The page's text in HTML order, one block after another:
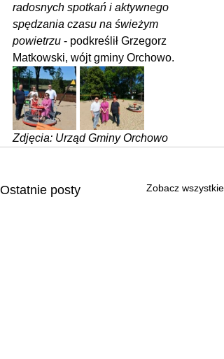
radosnych spotkań i aktywnego
spędzania czasu na świeżym
powietrzu - podkreślił Grzegorz
Matkowski, wójt gminy Orchowo.
Zdjęcia: Urząd Gminy Orchowo
Ostatnie posty Zobacz wszystkie